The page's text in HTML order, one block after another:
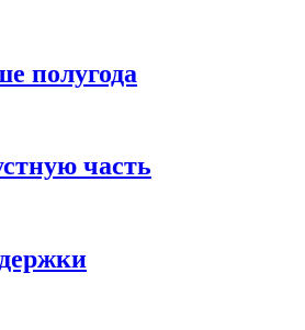
полугода
часть